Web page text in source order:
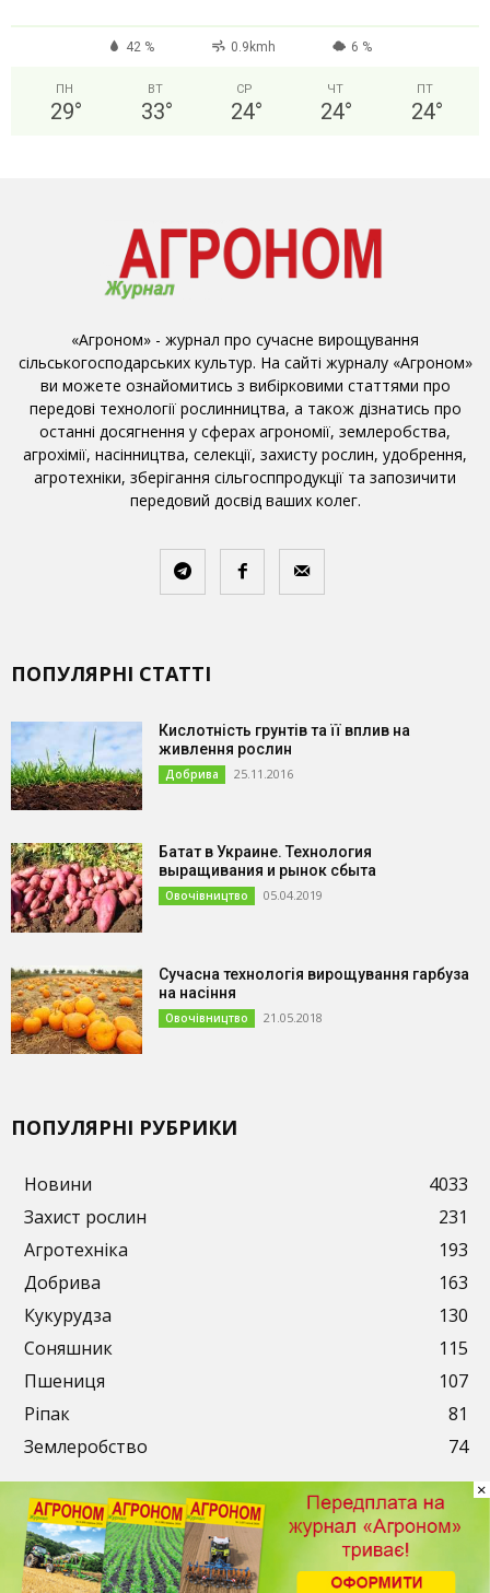
42 % 0.9kmh 6 %
ПН
29°
ВТ
33°
СР
24°
ЧТ
24°
ПТ
24°
«Агроном» - журнал про сучасне вирощування
сільськогосподарських культур. На сайті журналу «Агроном»
ви можете ознайомитись з вибірковими статтями про
передові технології рослинництва, а також дізнатись про
останні досягнення у сферах агрономії, землеробства,
агрохімії, насінництва, селекції, захисту рослин, удобрення,
агротехніки, зберігання сільгосппродукції та запозичити
передовий досвід ваших колег.
ПОПУЛЯРНІ СТАТТІ
Кислотність грунтів та її вплив на
живлення рослин
Добрива 25.11.2016
Батат в Украине. Технология
выращивания и рынок сбыта
Овочівництво 05.04.2019
Сучасна технологія вирощування гарбуза
на насіння
Овочівництво 21.05.2018
ПОПУЛЯРНІ РУБРИКИ
Новини
4033
Захист рослин
231
Агротехніка
193
Добрива
163
Кукурудза
130
Соняшник
115
Пшениця
107
Ріпак
81
Землеробство
74
Публікації Рекламодавцям Контакти
×